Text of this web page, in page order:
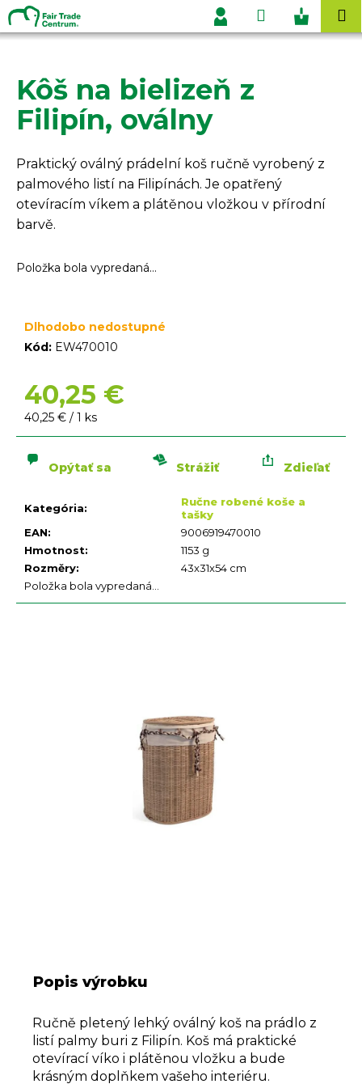
Prejsť
na
obsah
Hľadať
Prihlásenie
Kôš na bielizeň z
Filipín, oválny
Praktický oválný prádelní koš ručně vyrobený z
palmového listí na Filipínách. Je opatřený
otevíracím víkem a plátěnou vložkou v přírodní
barvě.
Položka bola vypredaná…
Dlhodobo nedostupné
Kód: EW470010
40,25 €
Jednotková
cena:
40,25 € / 1 ks
Kategória:
Ručne robené koše a
tašky
EAN:
9006919470010
Hmotnost:
1153 g
Rozměry:
43x31x54 cm
Položka bola vypredaná…
Opýtať sa Strážiť Zdieľať
Popis výrobku
Ručně pletený lehký oválný koš na prádlo z
listí palmy buri z Filipín. Koš má praktické
otevírací víko i plátěnou vložku a bude
krásným doplňkem vašeho interiéru.
K
o
Späť
Späť
Č
o
p
o
t
r
e
b
u
j
t
e
s
?
HĽADAŤ
O